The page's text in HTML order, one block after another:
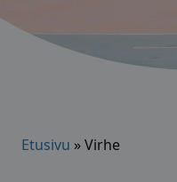
Etusivu »Virhe